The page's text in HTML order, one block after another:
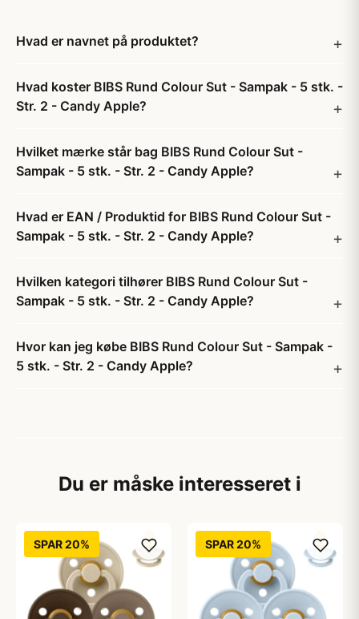
Hvad er navnet på produktet?
Hvad koster BIBS Rund Colour Sut - Sampak - 5 stk. -
Str. 2 - Candy Apple?
Hvilket mærke står bag BIBS Rund Colour Sut -
Sampak - 5 stk. - Str. 2 - Candy Apple?
Hvad er EAN / Produktid for BIBS Rund Colour Sut -
Sampak - 5 stk. - Str. 2 - Candy Apple?
Hvilken kategori tilhører BIBS Rund Colour Sut -
Sampak - 5 stk. - Str. 2 - Candy Apple?
Hvor kan jeg købe BIBS Rund Colour Sut - Sampak -
5 stk. - Str. 2 - Candy Apple?
Du er måske interesseret i
SPAR 20% SPAR 20%